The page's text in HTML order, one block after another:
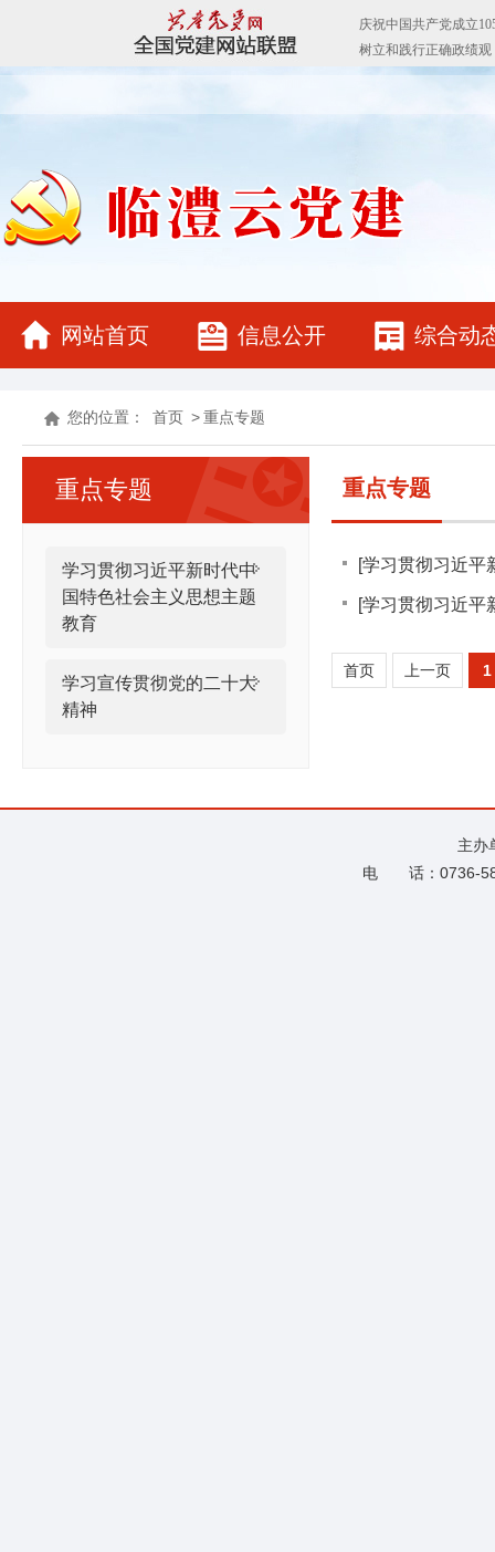
网站首页 信息公开 综合动
您的位置： 首页 >重点专题
重点专题
学习贯彻习近平新时代中
国特色社会主义思想主题
教育
学习宣传贯彻党的二十大
精神
重点专题
[学习贯彻习近平
彻习近平新时代
[学习贯彻习近平
首页 上一页 1
主
电 话：0736-